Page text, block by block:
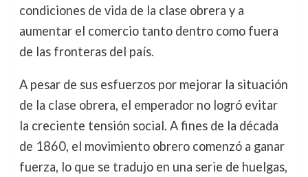
condiciones de vida de la clase obrera y a
aumentar el comercio tanto dentro como fuera
de las fronteras del país.
A pesar de sus esfuerzos por mejorar la situación
de la clase obrera, el emperador no logró evitar
la creciente tensión social. A fines de la década
de 1860, el movimiento obrero comenzó a ganar
fuerza, lo que se tradujo en una serie de huelgas,